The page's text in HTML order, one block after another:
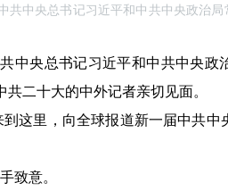
中央总书记习近平和中共中央政治
央总书记习近平和中共中央政
二十大的中外记者亲切见面。
里，向全球报道新一届中共中
致意。